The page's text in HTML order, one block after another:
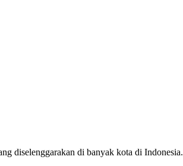
diselenggarakan di banyak kota di Indonesia.